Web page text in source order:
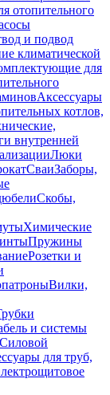
отопительного
и подвод
климатической
для
Аксессуары
котлов,
внутренней
Люки
СваиЗаборы,
Скобы,
Химические
Пружины
Розетки и
Вилки,
и системы
Силовой
для труб,